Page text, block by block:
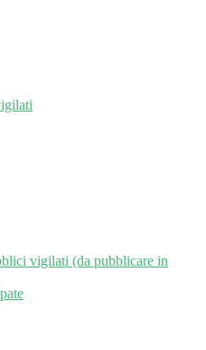
vigilati (da pubblicare in